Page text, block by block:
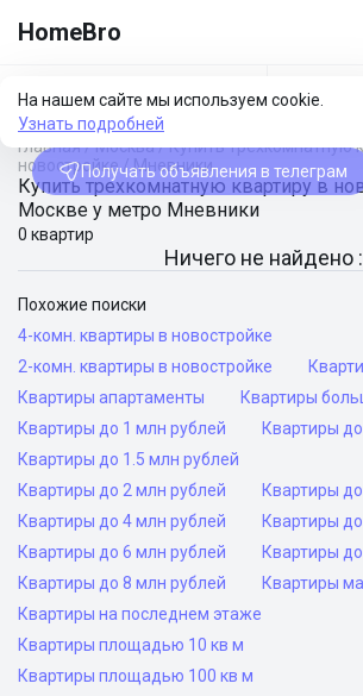
HomeBro
На нашем сайте мы используем cookie.
Узнать подробней
Получать объявления в телеграм
Фильтры
Главная/Москва/Купить трехкомнатную
новостройке/Мневники
Купить трехкомнатную квартиру в
Москве у метро Мневники
0 квартир
Ничего не найдено
Похожие поиски
4-комн. квартиры в новостройке
2-комн. квартиры в новостройке
Квартиры апартаменты
Квартиры
Квартиры до 1 млн рублей
Квартиры
Квартиры до 1.5 млн рублей
Квартиры до 2 млн рублей
Квартиры
Квартиры до 4 млн рублей
Квартиры
Квартиры до 6 млн рублей
Квартиры
Квартиры до 8 млн рублей
Квартиры
Квартиры на последнем этаже
Квартиры площадью 10 кв м
Квартиры площадью 100 кв м